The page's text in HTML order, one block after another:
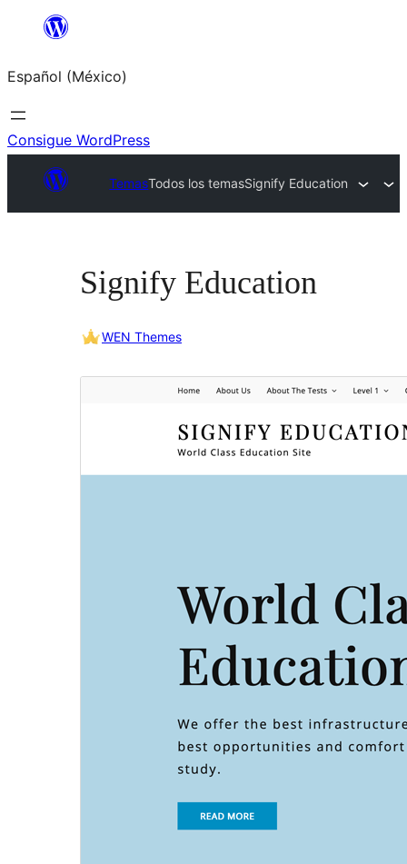
Saltar
contenido
Español (México)
Consigue WordPress
TemasTodos los temasSignify Education
Signify Education
WEN Themes